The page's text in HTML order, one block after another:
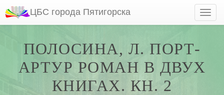
ЦБС города Пятигорска
ПОЛОСИНА, Л. ПОРТ-
АРТУР РОМАН В ДВУХ
КНИГАХ. КН. 2